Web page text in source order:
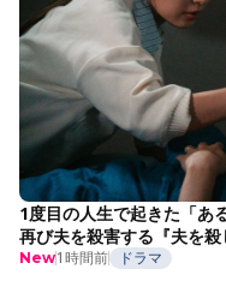
1度目の人生で起きた「あ
再び夫を殺害する『夫を
New1時間前 ドラマ